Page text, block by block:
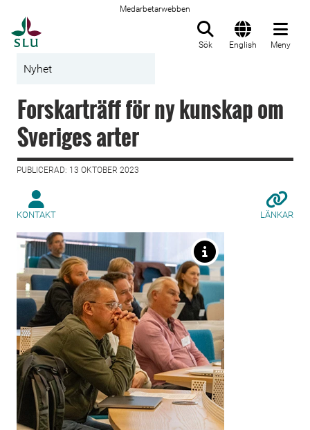
Medarbetarwebben
Sök English Meny
Nyhet
Forskarträff för ny kunskap om
Sveriges arter
PUBLICERAD: 13 OKTOBER 2023
KONTAKT LÄNKAR